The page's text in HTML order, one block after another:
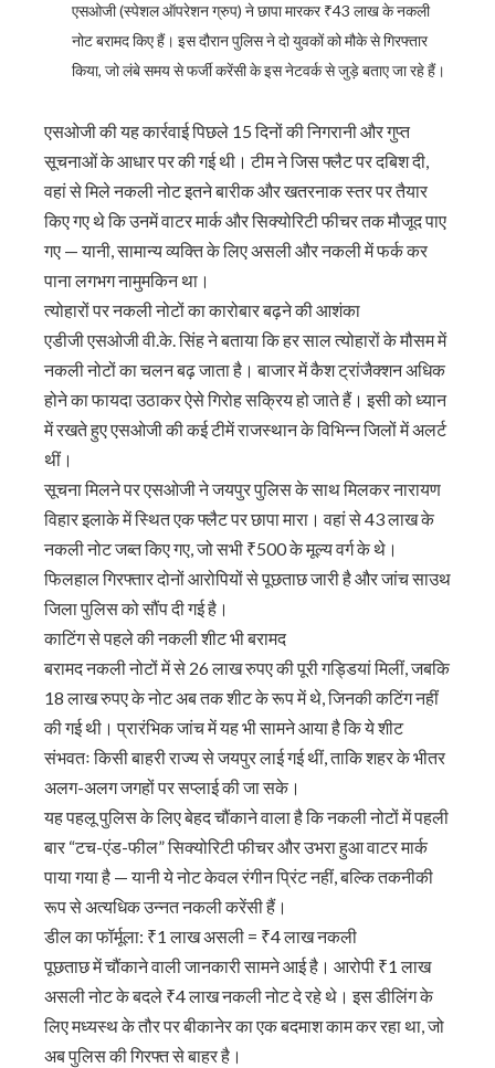
एसओजी (स्पेशल ऑपरेशन ग्रुप) ने छापा मारकर ₹43 लाख के नकली
नोट बरामद किए हैं। इस दौरान पुलिस ने दो युवकों को मौके से गिरफ्तार
किया, जो लंबे समय से फर्जी करेंसी के इस नेटवर्क से जुड़े बताए जा रहे हैं।
एसओजी की यह कार्रवाई पिछले 15 दिनों की निगरानी और गुप्त
सूचनाओं के आधार पर की गई थी। टीम ने जिस फ्लैट पर दबिश दी,
वहां से मिले नकली नोट इतने बारीक और खतरनाक स्तर पर तैयार
किए गए थे कि उनमें वाटर मार्क और सिक्योरिटी फीचर तक मौजूद पाए
गए — यानी, सामान्य व्यक्ति के लिए असली और नकली में फर्क कर
पाना लगभग नामुमकिन था।
त्योहारों पर नकली नोटों का कारोबार बढ़ने की आशंका
एडीजी एसओजी वी.के. सिंह ने बताया कि हर साल त्योहारों के मौसम में
नकली नोटों का चलन बढ़ जाता है। बाजार में कैश ट्रांजैक्शन अधिक
होने का फायदा उठाकर ऐसे गिरोह सक्रिय हो जाते हैं। इसी को ध्यान
में रखते हुए एसओजी की कई टीमें राजस्थान के विभिन्न जिलों में अलर्ट
थीं।
सूचना मिलने पर एसओजी ने जयपुर पुलिस के साथ मिलकर नारायण
विहार इलाके में स्थित एक फ्लैट पर छापा मारा। वहां से 43 लाख के
नकली नोट जब्त किए गए, जो सभी ₹500 के मूल्य वर्ग के थे।
फिलहाल गिरफ्तार दोनों आरोपियों से पूछताछ जारी है और जांच साउथ
जिला पुलिस को सौंप दी गई है।
काटिंग से पहले की नकली शीट भी बरामद
बरामद नकली नोटों में से 26 लाख रुपए की पूरी गड्डियां मिलीं, जबकि
18 लाख रुपए के नोट अब तक शीट के रूप में थे, जिनकी कटिंग नहीं
की गई थी। प्रारंभिक जांच में यह भी सामने आया है कि ये शीट
संभवतः किसी बाहरी राज्य से जयपुर लाई गई थीं, ताकि शहर के भीतर
अलग-अलग जगहों पर सप्लाई की जा सके।
यह पहलू पुलिस के लिए बेहद चौंकाने वाला है कि नकली नोटों में पहली
बार “टच-एंड-फील” सिक्योरिटी फीचर और उभरा हुआ वाटर मार्क
पाया गया है — यानी ये नोट केवल रंगीन प्रिंट नहीं, बल्कि तकनीकी
रूप से अत्यधिक उन्नत नकली करेंसी हैं।
डील का फॉर्मूला: ₹1 लाख असली = ₹4 लाख नकली
पूछताछ में चौंकाने वाली जानकारी सामने आई है। आरोपी ₹1 लाख
असली नोट के बदले ₹4 लाख नकली नोट दे रहे थे। इस डीलिंग के
लिए मध्यस्थ के तौर पर बीकानेर का एक बदमाश काम कर रहा था, जो
अब पुलिस की गिरफ्त से बाहर है।